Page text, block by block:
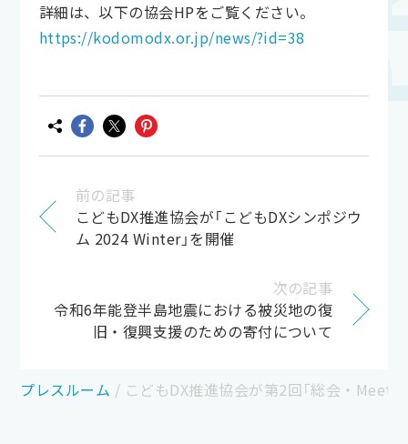
詳細は、以下の協会HPをご覧ください。
https://kodomodx.or.jp/news/?id=38
前の記事
こどもDX推進協会が「こどもDXシンポジウ
ム 2024 Winter」を開催
次の記事
令和6年能登半島地震における被災地の復
旧・復興支援のための寄付について
プレスルーム / こどもDX推進協会が第2回「総会・